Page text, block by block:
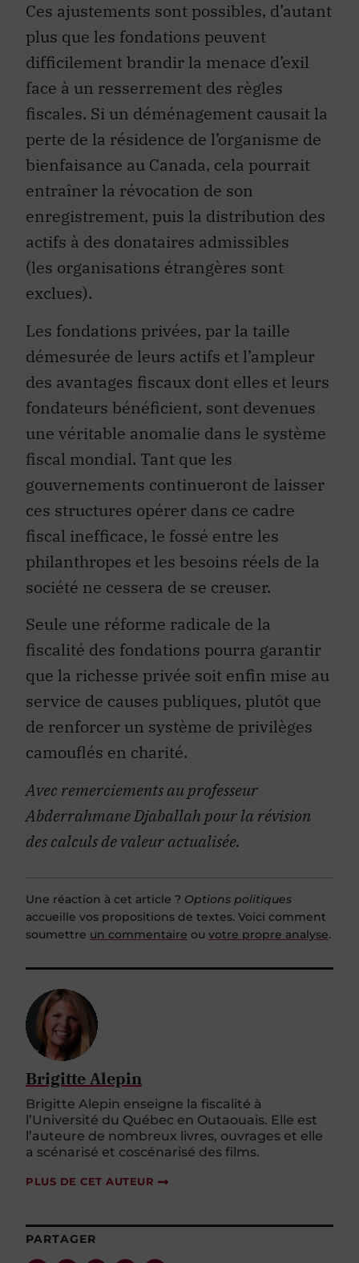
Ces ajustements sont possibles, d’autant
plus que les fondations peuvent
difficilement brandir la menace d’exil
face à un resserrement des règles
fiscales. Si un déménagement causait la
perte de la résidence de l’organisme de
bienfaisance au Canada, cela pourrait
entraîner la révocation de son
enregistrement, puis la distribution des
actifs à des donataires admissibles
(les organisations étrangères sont
exclues).
Les fondations privées, par la taille
démesurée de leurs actifs et l’ampleur
des avantages fiscaux dont elles et leurs
fondateurs bénéficient, sont devenues
une véritable anomalie dans le système
fiscal mondial. Tant que les
gouvernements continueront de laisser
ces structures opérer dans ce cadre
fiscal inefficace, le fossé entre les
philanthropes et les besoins réels de la
société ne cessera de se creuser.
Seule une réforme radicale de la
fiscalité des fondations pourra garantir
que la richesse privée soit enfin mise au
service de causes publiques, plutôt que
de renforcer un système de privilèges
camouflés en charité.
Avec remerciements au professeur
Abderrahmane Djaballah pour la révision
des calculs de valeur actualisée.
Une réaction à cet article ? Options politiques
accueille vos propositions de textes. Voici comment
soumettre un commentaire ou votre propre analyse.
Brigitte Alepin
Brigitte Alepin enseigne la fiscalité à
l’Université du Québec en Outaouais. Elle est
l’auteure de nombreux livres, ouvrages et elle
a scénarisé et coscénarisé des films.
PLUS DE CET AUTEUR
PARTAGER